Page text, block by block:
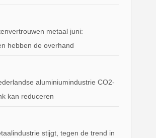
metaal juni:
hebben de overhand
aluminiumindustrie CO2-
kan reduceren
stijgt, tegen de trend in